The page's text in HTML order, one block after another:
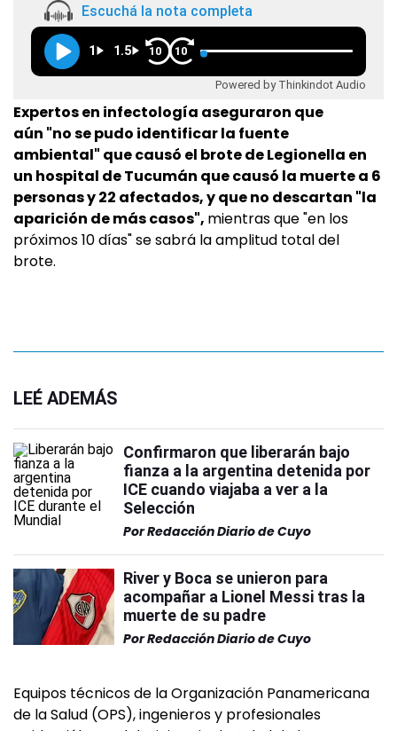
Escuchá la nota completa
1 1.5 10 10
Powered by Thinkindot Audio
Expertos en infectología aseguraron que
aún "no se pudo identificar la fuente
ambiental" que causó el brote de Legionella en
un hospital de Tucumán que causó la muerte a 6
personas y 22 afectados, y que no descartan "la
aparición de más casos", mientras que "en los
próximos 10 días" se sabrá la amplitud total del
brote.
LEÉ ADEMÁS
Confirmaron que liberarán bajo
fianza a la argentina detenida por
ICE cuando viajaba a ver a la
Selección
PorRedacción Diario de Cuyo
River y Boca se unieron para
acompañar a Lionel Messi tras la
muerte de su padre
PorRedacción Diario de Cuyo
Equipos técnicos de la Organización Panamericana
de la Salud (OPS), ingenieros y profesionales